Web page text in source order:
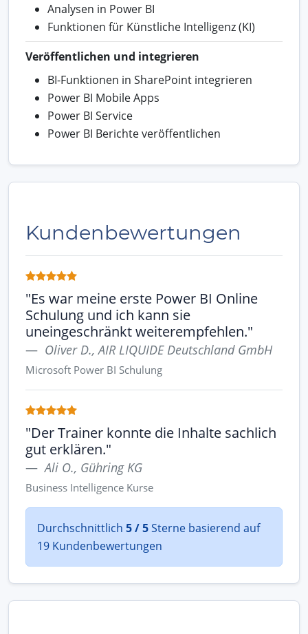
Analysen in Power BI
Funktionen für Künstliche Intelligenz (KI)
Veröffentlichen und integrieren
BI-Funktionen in SharePoint integrieren
Power BI Mobile Apps
Power BI Service
Power BI Berichte veröffentlichen
Kundenbewertungen
"Es war meine erste Power BI Online
Schulung und ich kann sie
uneingeschränkt weiterempfehlen."
Oliver D., AIR LIQUIDE Deutschland GmbH
Microsoft Power BI Schulung
"Der Trainer konnte die Inhalte sachlich
gut erklären."
Ali O., Gühring KG
Business Intelligence Kurse
Durchschnittlich 5 / 5Sterne basierend auf
19 Kundenbewertungen